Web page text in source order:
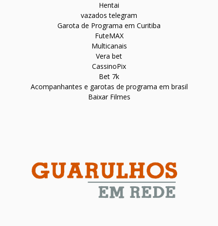
Hentai
vazados telegram
Garota de Programa em Curitiba
FuteMAX
Multicanais
Vera bet
CassinoPix
Bet 7k
Acompanhantes e garotas de programa em brasil
Baixar Filmes